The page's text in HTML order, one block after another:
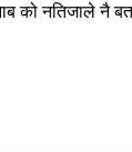
को नतिजाले नै